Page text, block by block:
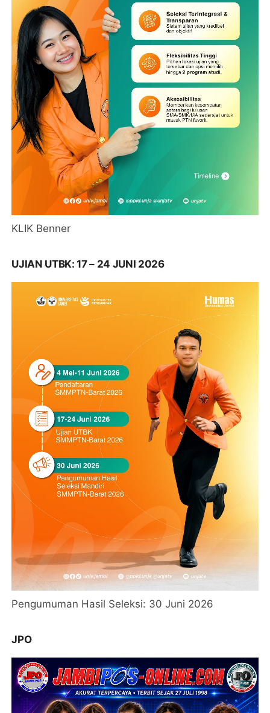
KLIK Benner
UJIAN UTBK: 17 – 24 JUNI 2026
Pengumuman Hasil Seleksi: 30 Juni 2026
JPO